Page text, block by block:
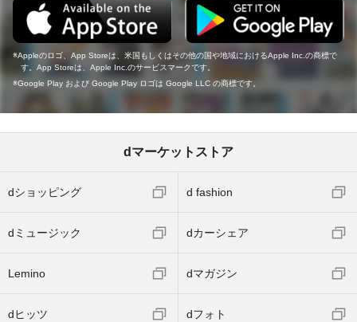
Appleのロゴ、App Storeは、米国もしくはその他の国や地域におけるApple Inc.の商標で
す。App Storeは、Apple Inc.のサービスマークです。
Google Play および Google Play ロゴは Google LLC の商標です。
dマーケットストア
dショッピング d fashion
dミュージック dカーシェア
Lemino dマガジン
dヒッツ dフォト